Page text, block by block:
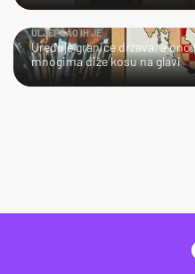
ULJEPŠAO IH JE
Uređuje granice država, a
mnogima diže kosu na glavi